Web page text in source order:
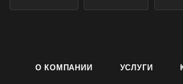
О КОМПАНИИ УСЛУГИ